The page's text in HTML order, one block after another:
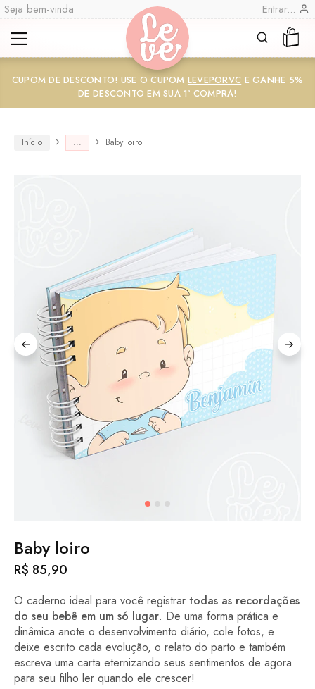
Seja bem-vinda Entrar...
Leve
"por
você"
Lembranças
Especiais
Variedades
Encadernadas
CUPOM DE DESCONTO! USE O CUPOM LEVEPORVC E GANHE 5%
DE DESCONTO EM SUA 1ª COMPRA!
Início ... Baby loiro
Baby loiro
R$ 85,90
O caderno ideal para você registrar todas as recordações
do seu bebê em um só lugar. De uma forma prática e
dinâmica anote o desenvolvimento diário, cole fotos, e
deixe escrito cada evolução, o relato do parto e também
escreva uma carta eternizando seus sentimentos de agora
para seu filho ler quando ele crescer!